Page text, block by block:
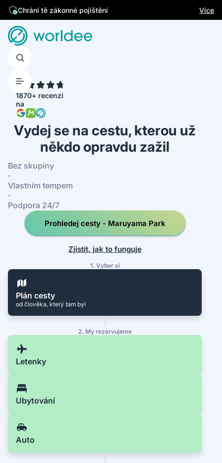
Chrání tě zákonné pojištění
Jsme česká firma Více
1870+ recenzí
na
Vydej se na cestu, kterou už
někdo opravdu zažil
Bez skupiny
·
Vlastním tempem
·
Podpora 24/7
Prohledej cesty - Maruyama Park
Zjistit, jak to funguje
1. Vyber si
Plán cesty
od člověka, který tam byl
2. My rezervujeme
Letenky
Ubytování
Auto